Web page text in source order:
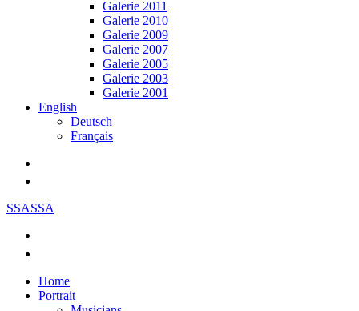
Galerie 2011
Galerie 2010
Galerie 2009
Galerie 2007
Galerie 2005
Galerie 2003
Galerie 2001
English
Deutsch
Français
SSASSA
Home
Portrait